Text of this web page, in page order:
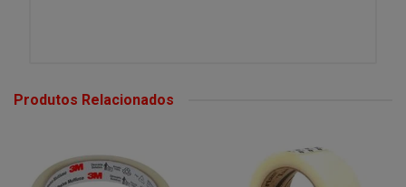
Produtos Relacionados